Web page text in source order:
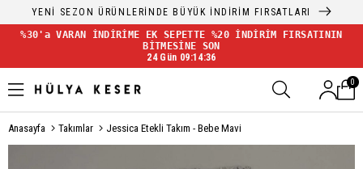
YENİ SEZON ÜRÜNLERİNDE BÜYÜK İNDİRİM FIRSATLARI
%30'a VARAN İNDİRİME EK SEPETTE %20 İNDİRİM FIRSATININ
BİTMESİNE SON
24 Gün 09:14:36
0
Anasayfa Takımlar Jessica Etekli Takım - Bebe Mavi